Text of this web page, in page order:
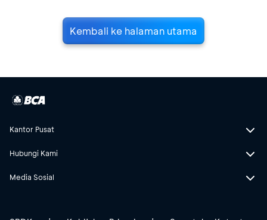
Kembali ke halaman utama
Kantor Pusat
Hubungi Kami
Media Sosial